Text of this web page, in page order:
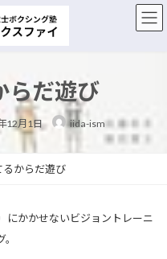
らだ遊び
12月1日 iida-ism
るからだ遊び
にかかせないビジョントレーニ